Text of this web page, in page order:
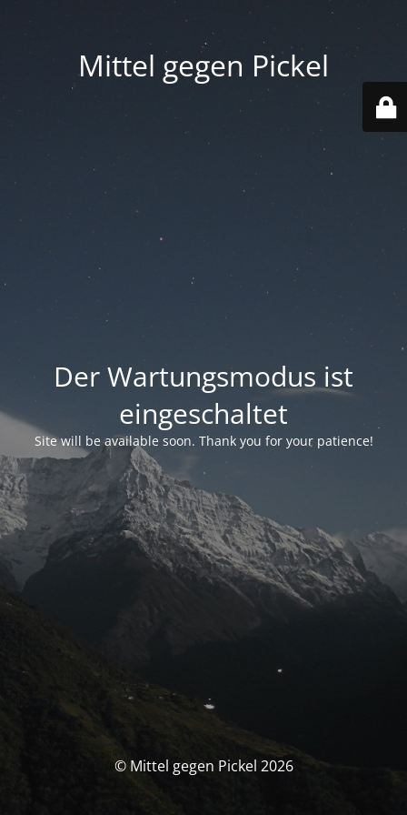
Mittel gegen Pickel
Der Wartungsmodus ist
eingeschaltet
Site will be available soon. Thank you for your patience!
© Mittel gegen Pickel 2026